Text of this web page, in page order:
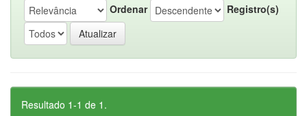
Ordenar
Registro(s)
Resultado 1-1 de 1.